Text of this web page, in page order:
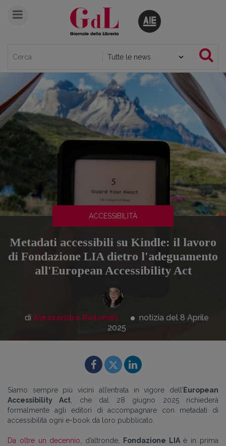
ACCESSIBILITÀ
Metadati accessibili su Kindle: il lavoro
di Fondazione LIA dietro l'adeguamento
all'European Accessibility Act
di Alessandra Rotondo notizia del 8 Aprile
2025
Siamo sempre più vicini all’entrata in vigore dell’ European
Accessibility Act , che dal 28 giugno 2025 richiederà
formalmente agli editori di accompagnare con metadati di
accessibilità ogni e-book da loro pubblicato.
Da oltre un decennio , d’altronde, Fondazione LIAè in prima